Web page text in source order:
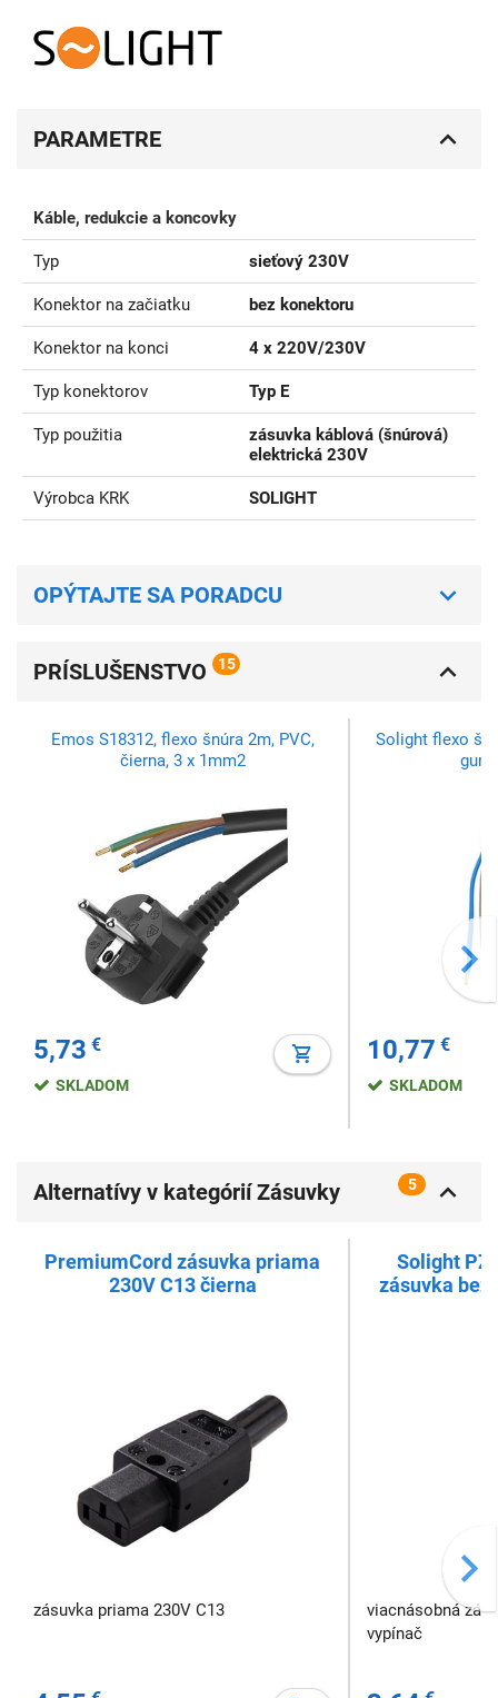
PARAMETRE
Káble, redukcie a koncovky
Typ sieťový 230V
Konektor na začiatku bez konektoru
Konektor na konci 4 x 220V/230V
Typ konektorov Typ E
Typ použitia
zásuvka káblová (šnúrová)
elektrická 230V
Výrobca KRK SOLIGHT
OPÝTAJTE SA PORADCU
PRÍSLUŠENSTVO 15
Emos S18312, flexo šnúra 2m, PVC,
čierna, 3 x 1mm2
5,73 €
SKLADOM
Solight flexo
10,77 €
SKLADOM
Alternatívy v kategórií Zásuvky
5
PremiumCord zásuvka priama
230V C13 čierna
zásuvka priama 230V C13
Solight
zásuvka bez
viacnásobná
vypínač